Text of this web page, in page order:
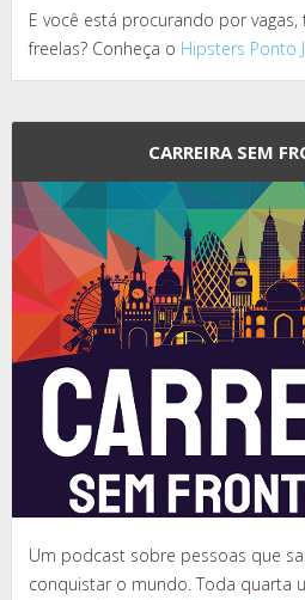
E você está procurando por
freelas? Conheça o Hipsters Ponto
CARREIRA SEM
Um podcast sobre pessoas que
conquistar o mundo. Toda quarta